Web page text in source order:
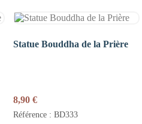
Statue Bouddha de la Prière
8,90 €
Référence : BD333